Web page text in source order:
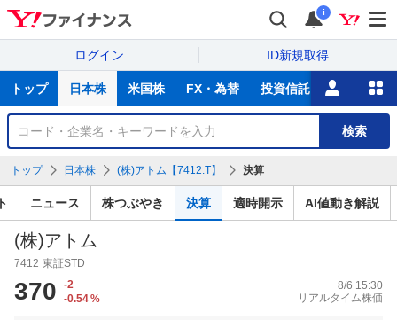
i
ログイン ID新規取得
サ
トップ 日本株 米国株 FX・為替 投資信託 ニュース
銘
検
検索
トップ 日本株 (株)アトム【7412.T】 決算
ニュース 株つぶやき 決算 適時開示 AI値動き解説
(株)アトム
7412 東証STD
370
-2
-0.54%
8/6 15:30
リアルタイム株価